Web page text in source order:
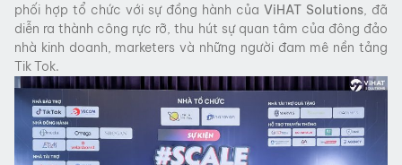
phối hợp tổ chức với sự đồng hành của ViHAT Solutions, đã
diễn ra thành công rực rỡ, thu hút sự quan tâm của đông đảo
nhà kinh doanh, marketers và những người đam mê nền tảng
Tik Tok.